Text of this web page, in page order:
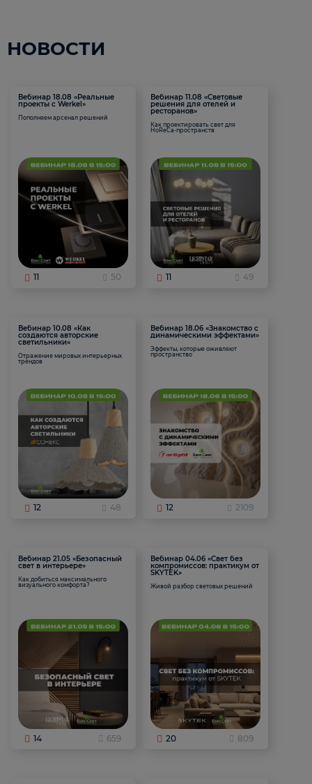
НОВОСТИ
Вебинар 18.08 «Реальные
проекты с Werkel»
Пополняем арсенал решений
11 50
Вебинар 11.08 «Световые
решения для отелей и
ресторанов»
Как проектировать свет для
HoReCa-пространств
11 49
Вебинар 10.08 «Как
создаются авторские
светильники»
Отражение мировых интерьерных
трендов
12 48
Вебинар 18.06 «Знакомство с
динамическими эффектами»
Эффекты, которые оживляют
пространство
12 2109
Вебинар 21.05 «Безопасный
свет в интерьере»
Как добиться максимального
визуального комфорта?
14 659
Вебинар 04.06 «Свет без
компромиссов: практикум от
SKYTEK»
Живой разбор световых решений
20 809